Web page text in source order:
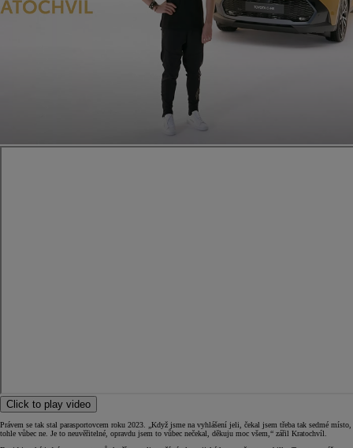
Click to play video
Právem se tak stal parasportovcem roku 2023. „Když jsme na vyhlášení jeli, čekal jsem třeba tak sedmé místo,
tohle vůbec ne. Je to neuvěřitelné, opravdu jsem to vůbec nečekal, děkuju moc všem,“ zářil Kratochvíl.